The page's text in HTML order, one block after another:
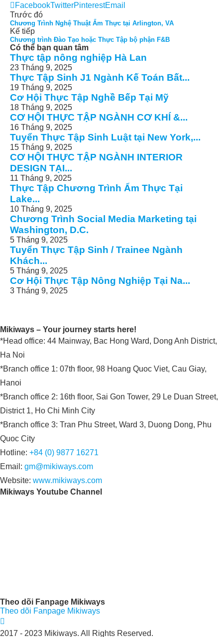
FacebookTwitterPinterestEmail
Trước đó
Chương Trình Nghệ Thuật Ẩm Thực tại Arlington, VA
Kế tiếp
Chương trình Đào Tạo hoặc Thực Tập bộ phận F&B
Có thể bạn quan tâm
Thực tập nông nghiệp Hà Lan
23 Tháng 9, 2025
Thực Tập Sinh J1 Ngành Kế Toán Bất...
19 Tháng 9, 2025
Cơ Hội Thực Tập Nghề Bếp Tại Mỹ
18 Tháng 9, 2025
CƠ HỘI THỰC TẬP NGÀNH CƠ KHÍ &...
16 Tháng 9, 2025
Tuyển Thực Tập Sinh Luật tại New York,...
15 Tháng 9, 2025
CƠ HỘI THỰC TẬP NGÀNH INTERIOR
DESIGN TẠI...
11 Tháng 9, 2025
Thực Tập Chương Trình Ẩm Thực Tại
Lake...
10 Tháng 9, 2025
Chương Trình Social Media Marketing tại
Washington, D.C.
5 Tháng 9, 2025
Tuyển Thực Tập Sinh / Trainee Ngành
Khách...
5 Tháng 9, 2025
Cơ Hội Thực Tập Nông Nghiệp Tại Na...
3 Tháng 9, 2025
Mikiways – Your journey starts here!
*Head office: 44 Mainway, Bac Hong Ward, Dong Anh District,
Ha Noi
*Branch office 1: 07th floor, 98 Hoang Quoc Viet, Cau Giay,
Hanoi
*Branch office 2: 16th floor, Sai Gon Tower, 29 Le Duan Street,
District 1, Ho Chi Minh City
*Branch office 3: Tran Phu Street, Ward 3, Duong Dong, Phu
Quoc City
Hotline: +84 (0) 9877 16271
Email: gm@mikiways.com
Website: www.mikiways.com
Mikiways Youtube Channel
Theo dõi Fanpage Mikiways
Theo dõi Fanpage Mikiways
2017 - 2023 Mikiways. All Rights Reserved.